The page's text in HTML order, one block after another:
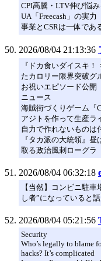
CPI高騰・LTV伸び悩
UA「Freecash」の実力
事業とCSRは一体で
2026/08/04 21:13:36
『ドカ食いダイスキ
たカロリー限界突破グ
お祝いエピソード公開
ニュース
海賊街づくりゲーム『
アジトを作って生産ラ
自力で作れないものは
『タカ派の大統領』
取る政治風刺ローグラ
2026/08/04 06:32:18
【当然】コンビニ駐
し者”になっていると
2026/08/04 05:21:56
Security
Who’s legally to blame
hacks? It’s complicated